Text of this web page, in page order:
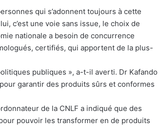
qui s’adonnent toujours à cette
c’est une voie sans issue, le choix de
nationale a besoin de concurrence
certifiés, qui apportent de la plus-
publiques », a-t-il averti. Dr Kafando
garantir des produits sûrs et conformes
de la CNLF a indiqué que des
pouvoir les transformer en de produits